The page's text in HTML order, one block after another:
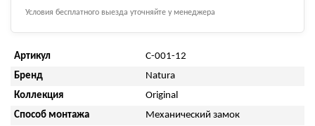
Условия бесплатного выезда уточняйте у менеджера
Артикул
C-001-12
Бренд
Natura
Коллекция
Original
Способ монтажа
Механический замок